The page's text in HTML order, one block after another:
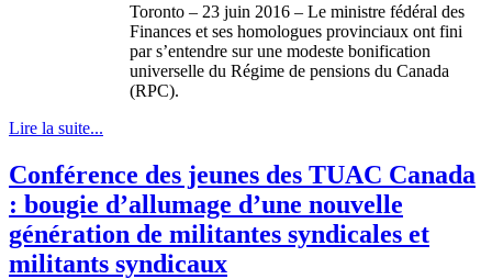
Toronto – 23 juin 2016 – Le ministre fédéral des
Finances et ses homologues provinciaux ont fini
par s’entendre sur une modeste bonification
universelle du Régime de pensions du Canada
(RPC).
Lire la suite...
Conférence des jeunes des TUAC Canada
: bougie d’allumage d’une nouvelle
génération de militantes syndicales et
militants syndicaux